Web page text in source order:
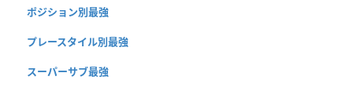
ポジション別最強
プレースタイル別最強
スーパーサブ最強